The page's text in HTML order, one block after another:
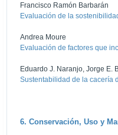
Francisco Ramón Barbarán
Evaluación de la
Andrea Moure
Evaluación de factores que
Eduardo J. Naranjo, Jorge E.
Sustentabilidad de la cacería
6. Conservación, Uso y